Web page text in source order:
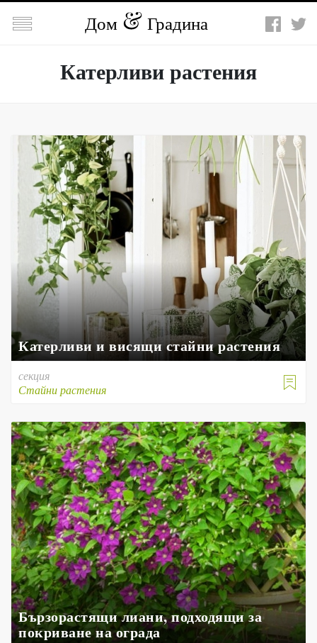
 Дом Градина
Катерливи растения
Катерливи и висящи стайни растения

секция
Стайни растения
Бързорастящи лиани, подходящи за
покриване на ограда